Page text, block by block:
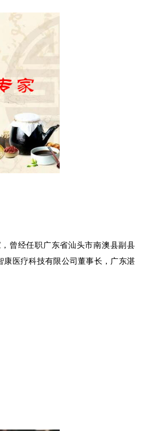
曾经任职广东省汕头市南澳县副县
医疗科技有限公司董事长，广东湛